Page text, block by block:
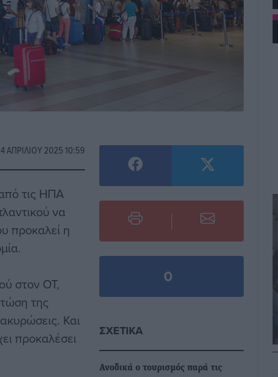
ΑΠΡΙΛΊΟΥ 2025 10:59
τις ΗΠΑ
να
προκαλεί η
στον ΟΤ,
της
Και
προκαλέσει
0
ΣΧΕΤΙΚΆ
Ανοδικά ο τουρισμός παρά τις